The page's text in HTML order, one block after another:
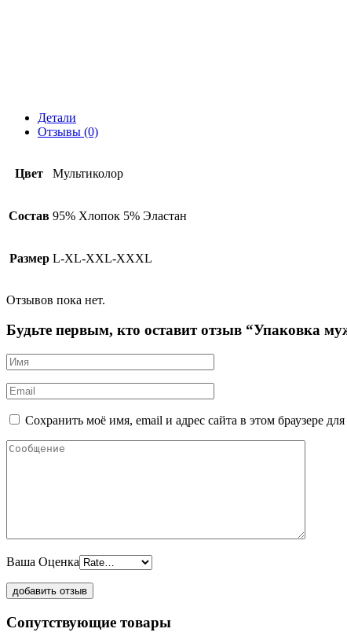
Детали
Отзывы (0)
Цвет Мультиколор
Состав 95% Хлопок 5% Эластан
Размер L-XL-XXL-XXXL
Отзывов пока нет.
Будьте первым, кто оставит отзыв “Упаковка
Сохранить моё имя, email и адрес сайта в этом браузере
Ваша Оценка
Сопутствующие товары